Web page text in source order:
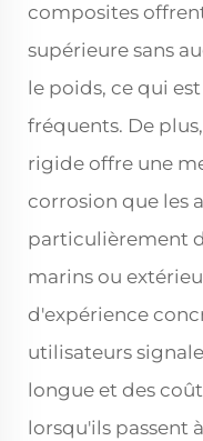
composites
supérieure sans
le poids, ce qui
fréquents. De
rigide offre une
corrosion que les
particulièrement
marins ou
d'expérience
utilisateurs
longue et des
lorsqu'ils passent